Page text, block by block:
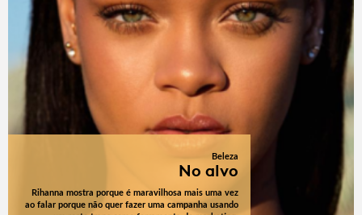
Beleza
No alvo
Rihanna mostra porque é maravilhosa mais uma vez
ao falar porque não quer fazer uma campanha usando